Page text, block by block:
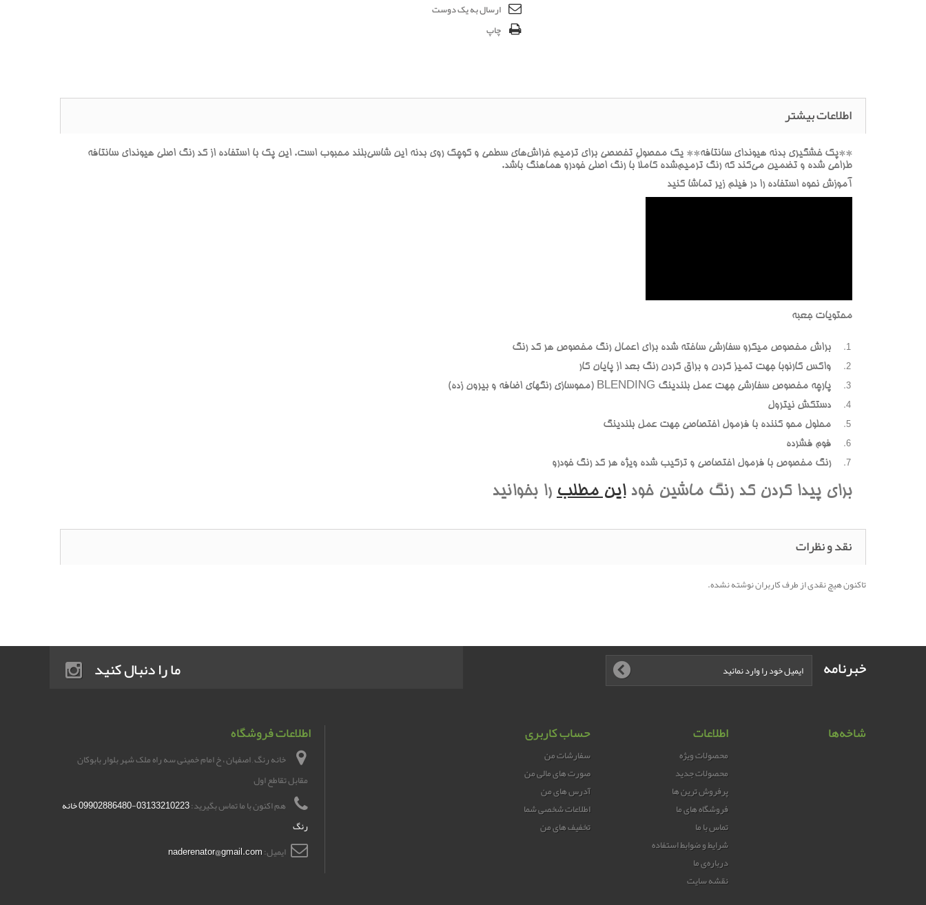
ارسال به یک دوست
چاپ
اطلاعات بیشتر
**پک خشگيري بدنه هيونداي سانتافه** يک محصول تخصصي براي ترميم خراش‌هاي سطحي و کوچک روي بدنه اين شاسي‌بلند محبوب است. اين پک با استفاده از کد رنگ اصلي هيونداي سانتافه
طراحي شده و تضمين مي‌کند که رنگ ترميم‌شده کاملاً با رنگ اصلي خودرو هماهنگ باشد.
آموزش نحوه استفاده را در فيلم زير تماشا کنيد
محتويات جعبه
براش مخصوص ميکرو سفارشي ساخته شده براي اعمال رنگ مخصوص هر کد رنگ
واکس کارنوبا جهت تميز کردن و براق کردن رنگ بعد از پايان کار
پارچه مخصوص سفارشي جهت عمل بلندينگ BLENDING (محوسازي رنگهاي اضافه و بيرون زده)
دستکش نيترول
محلول محو کننده با فرمول اختصاصي جهت عمل بلندينگ
فوم فشرده
رنگ مخصوص با فرمول اختصاصي و ترکيب شده ويژه هر کد رنگ خودرو
براي پيدا کردن کد رنگ ماشين خوداين مطلب را بخوانيد
نقد و نظرات
تاکنون هیچ نقدی از طرف کاربران نوشته نشده.
خبرنامه ما را دنبال کنید
شاخه‌ها اطلاعات
محصولات ویژه
محصولات جدید
پرفروش ترین‌ ها
فروشگاه های ما
تماس با ما
شرایط و ضوابط استفاده
درباره‌ی ما
نقشه سایت
حساب کاربری
سفارشات من
صورت های مالی من
آدرس های من
اطلاعات شخصی شما
تخفیف های من
اطلاعات فروشگاه
خانه رنگ , اصفهان ، خ امام خمینی سه راه ملک شهر بلوار بابوکان
مقابل تقاطع اول
هم اکنون با ما تماس بگیرید:
03133210223-09902886480 خانه
رنگ
ایمیل:naderenator@gmail.com